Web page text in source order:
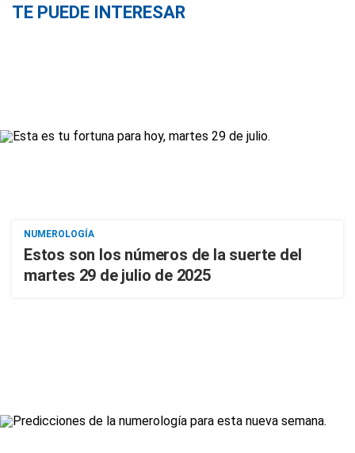
TE PUEDE INTERESAR
NUMEROLOGÍA
Estos son los números de la suerte del
martes 29 de julio de 2025